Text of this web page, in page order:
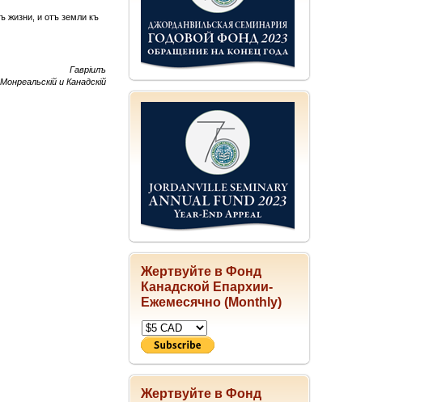
Жертвуйте в Фонд
Канадской Епархии-
Ежемесячно (Monthly)
Жертвуйте в Фонд
жизни, и отъ земли къ
Гаврiилъ
и Канадскiй